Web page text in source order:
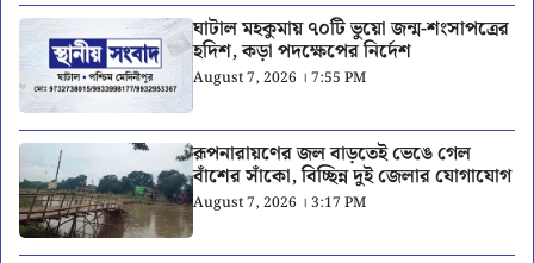
ঘাটাল মহকুমায় ৭০টি ভুয়ো জন্ম-শংসাপত্রের
হদিশ, কড়া পদক্ষেপের নির্দেশ
August 7, 2026 । 7:55 PM
রূপনারায়ণের জল বাড়তেই ভেঙে গেল
বাঁশের সাঁকো, বিচ্ছিন্ন দুই জেলার যোগাযোগ
August 7, 2026 । 3:17 PM